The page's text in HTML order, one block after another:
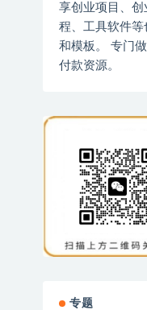
享创业项目、
程、工具软件
和模板。 专门
付款资源。
专题